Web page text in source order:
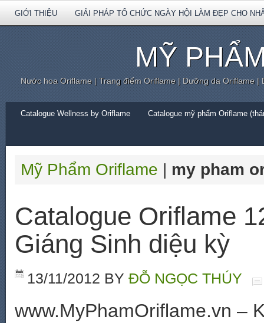
GIỚI THIỆU GIẢI PHÁP TỔ CHỨC NGÀY HỘI LÀM ĐẸP CHO
MỸ
Nước hoa Oriflame | Trang điểm Oriflame | Dưỡng da Oriflame
Catalogue Wellness by Oriflame Catalogue mỹ phẩm Oriflame
Mỹ Phẩm Oriflame | my pham
Catalogue Oriflame
Giáng Sinh diệu kỳ
13/11/2012 BY ĐỖ NGỌC THÚY
www.MyPhamOriflame.vn –